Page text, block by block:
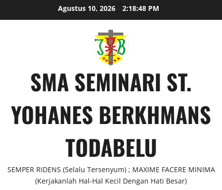
to
Agustus 10, 2026 2:18:48 PM
SMA SEMINARI ST.
YOHANES BERKHMANS
TODABELU
SEMPER RIDENS (Selalu Tersenyum) ; MAXIME FACERE MINIMA
(Kerjakanlah Hal-Hal Kecil Dengan Hati Besar)